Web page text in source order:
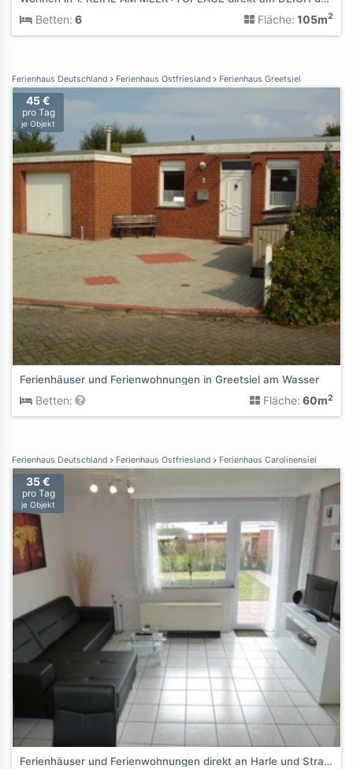
Betten: 6 Fläche: 105m2
Ferienhaus Deutschland Ferienhaus Ostfriesland Ferienhaus Greetsiel
45 €
pro Tag
je Objekt
Ferienhäuser und Ferienwohnungen in Greetsiel am Wasser
Betten: Fläche: 60m2
Ferienhaus Deutschland Ferienhaus Ostfriesland Ferienhaus Carolinensiel
35 €
pro Tag
je Objekt
Ferienhäuser und Ferienwohnungen direkt an Harle und Strand